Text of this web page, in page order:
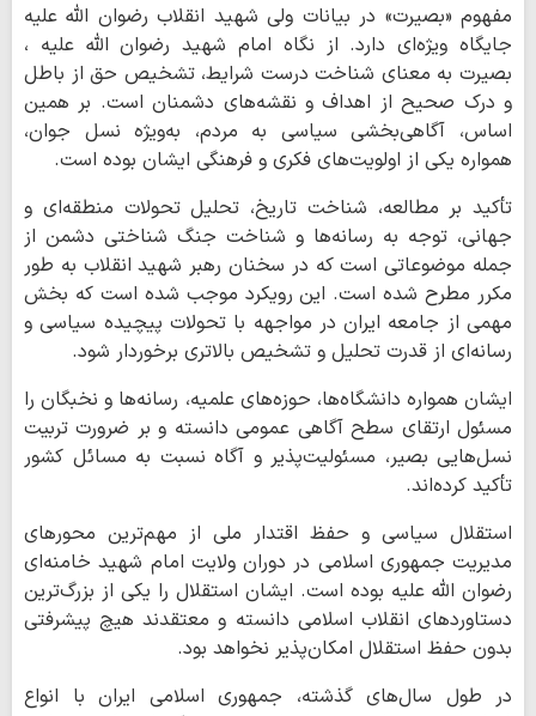
مفهوم «بصیرت» در بیانات ولی شهید انقلاب رضوان الله علیه
جایگاه ویژه‌ای دارد. از نگاه امام شهید رضوان الله علیه ،
بصیرت به معنای شناخت درست شرایط، تشخیص حق از باطل
و درک صحیح از اهداف و نقشه‌های دشمنان است. بر همین
اساس، آگاهی‌بخشی سیاسی به مردم، به‌ویژه نسل جوان،
همواره یکی از اولویت‌های فکری و فرهنگی ایشان بوده است.
تأکید بر مطالعه، شناخت تاریخ، تحلیل تحولات منطقه‌ای و
جهانی، توجه به رسانه‌ها و شناخت جنگ شناختی دشمن از
جمله موضوعاتی است که در سخنان رهبر شهید انقلاب به طور
مکرر مطرح شده است. این رویکرد موجب شده است که بخش
مهمی از جامعه ایران در مواجهه با تحولات پیچیده سیاسی و
رسانه‌ای از قدرت تحلیل و تشخیص بالاتری برخوردار شود.
ایشان همواره دانشگاه‌ها، حوزه‌های علمیه، رسانه‌ها و نخبگان را
مسئول ارتقای سطح آگاهی عمومی دانسته و بر ضرورت تربیت
نسل‌هایی بصیر، مسئولیت‌پذیر و آگاه نسبت به مسائل کشور
تأکید کرده‌اند.
استقلال سیاسی و حفظ اقتدار ملی از مهم‌ترین محورهای
مدیریت جمهوری اسلامی در دوران ولایت امام شهید خامنه‌ای
رضوان الله علیه بوده است. ایشان استقلال را یکی از بزرگ‌ترین
دستاوردهای انقلاب اسلامی دانسته و معتقدند هیچ پیشرفتی
بدون حفظ استقلال امکان‌پذیر نخواهد بود.
در طول سال‌های گذشته، جمهوری اسلامی ایران با انواع